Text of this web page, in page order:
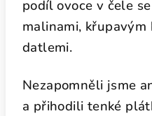
podíl ovoce v čele
malinami,
datlemi.
Nezapomněli jsme
a přihodili tenké